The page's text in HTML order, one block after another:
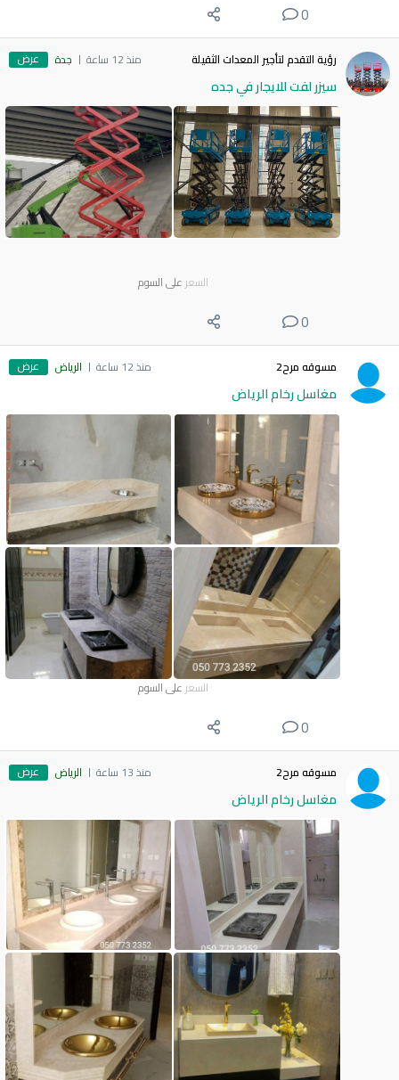
0
رؤية التقدم لتأجير المعدات الثقيلة منذ 12 ساعة جدة عرض
سيزر لفت للايجار في جده
السعر على السوم
0
مسوقه مرح2 منذ 12 ساعة الرياض عرض
مغاسل رخام الرياض
السعر على السوم
0
مسوقه مرح2 منذ 13 ساعة الرياض عرض
مغاسل رخام الرياض